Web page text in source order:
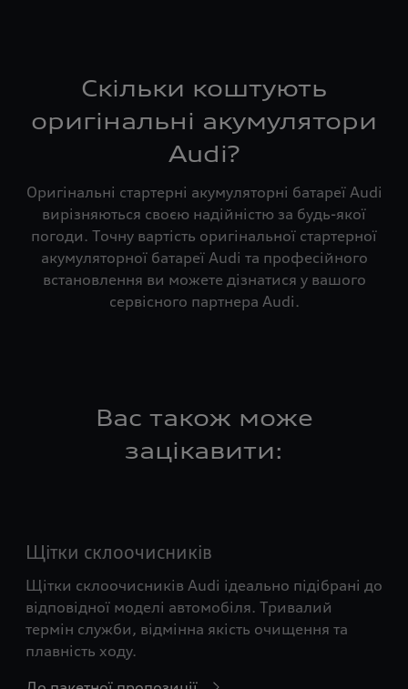
Скільки коштують
оригінальні акумулятори
Audi?
Оригінальні стартерні акумуляторні батареї Audi
вирізняються своєю надійністю за будь-якої
погоди. Точну вартість оригінальної стартерної
акумуляторної батареї Audi та професійного
встановлення ви можете дізнатися у вашого
сервісного партнера Audi.
Вас також може
зацікавити:
Щітки склоочисників
Щітки склоочисників Audi ідеально підібрані до
відповідної моделі автомобіля. Тривалий
термін служби, відмінна якість очищення та
плавність ходу.